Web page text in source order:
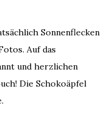
Sonnenflecken
Auf das
und herzlichen
Die Schokoäpfel